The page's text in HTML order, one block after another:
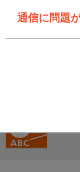
通信に問題